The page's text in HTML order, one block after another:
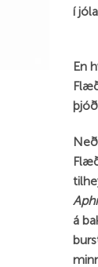
í
En
á